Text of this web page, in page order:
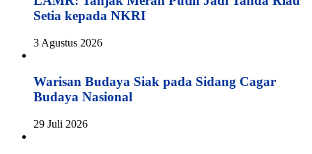
Setia kepada NKRI
3 Agustus 2026
Warisan Budaya Siak pada Sidang Cagar
Budaya Nasional
29 Juli 2026